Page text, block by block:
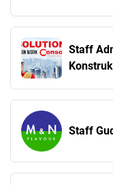
Staff
Staff